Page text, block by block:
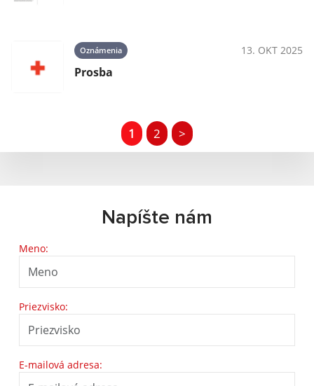
Oznámenia 13. OKT 2025
Prosba
1 2 >
Napíšte nám
Meno:
Priezvisko:
E-mailová adresa: